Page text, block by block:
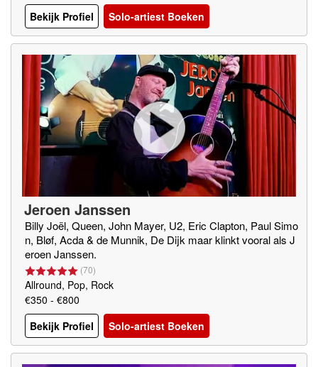
Bekijk Profiel
Solo-artiest Boeken
Jeroen Janssen
Billy Joël, Queen, John Mayer, U2, Eric Clapton, Paul Simo
n, Bløf, Acda & de Munnik, De Dijk maar klinkt vooral als J
eroen Janssen.
(70)
Allround, Pop, Rock
€350 - €800
Bekijk Profiel
Solo-artiest Boeken